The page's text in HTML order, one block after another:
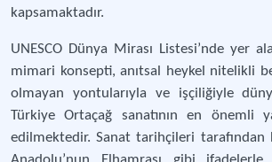
kapsamaktadır.
UNESCO Dünya Mirası Listesi’nde yer
mimari konsepti, anıtsal heykel nitelikli
olmayan yontularıyla ve işçiliğiyle
Türkiye Ortaçağ sanatının en önemli
edilmektedir. Sanat tarihçileri tarafından